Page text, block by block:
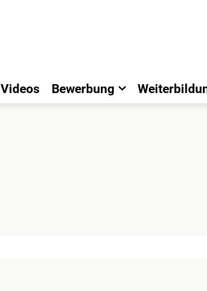
Videos Bewerbung